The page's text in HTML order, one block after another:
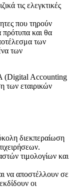
τις ελεγκτικές
που τηρούν
πρότυπα και θα
των
των
(Digital Accounting
των εταιρικών
διεκπεραίωση
τιμολογίων και
να αποστέλλουν σε
οι